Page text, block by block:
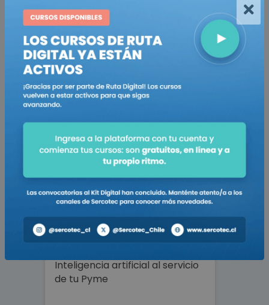
Turística
Genera atractivos y aumenta
tus reservas
Ir al curso
Negocio Inteligente
Inteligencia artificial al servicio
de tu Pyme